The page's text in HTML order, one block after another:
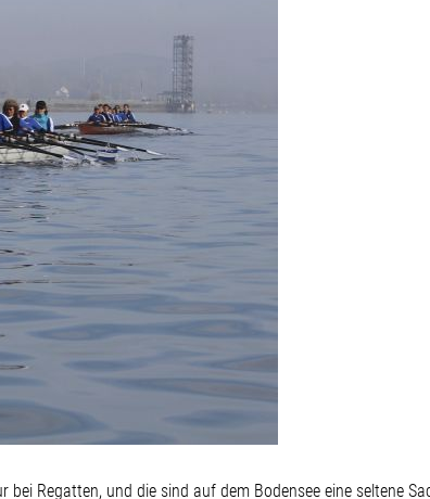
Regatten, und die sind auf dem Bodensee eine seltene